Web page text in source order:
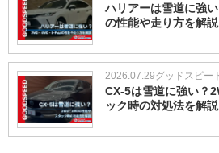
ハリアーは雪道に強
の性能や走り方を解説
2026.07.29グッドスピー
CX-5は雪道に強い？
ック時の対処法を解説